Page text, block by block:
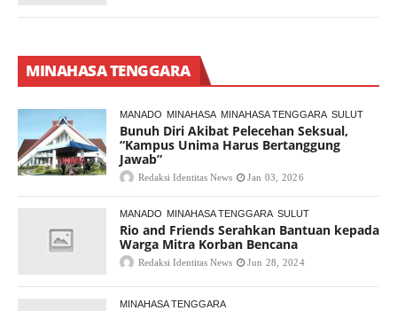
MINAHASA TENGGARA
MANADO MINAHASA MINAHASA TENGGARA SULUT
Bunuh Diri Akibat Pelecehan Seksual,
“Kampus Unima Harus Bertanggung
Jawab”
Redaksi Identitas News Jan 03, 2026
MANADO MINAHASA TENGGARA SULUT
Rio and Friends Serahkan Bantuan kepada
Warga Mitra Korban Bencana
Redaksi Identitas News Jun 28, 2024
MINAHASA TENGGARA